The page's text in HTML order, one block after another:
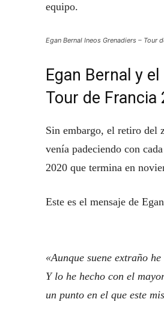
equipo.
Egan Bernal Ineos Grenadiers – Tour
Egan Bernal y
Tour de Francia
Sin embargo, el retiro del
venía padeciendo con
2020 que termina en
Este es el mensaje de
«Aunque suene extraño
Y lo he hecho con el
un punto en el que este